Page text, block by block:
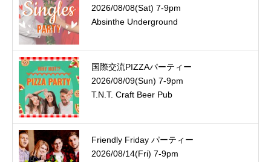
2026/08/08(Sat) 7-9pm
Absinthe Underground
国際交流PIZZAパーティー
2026/08/09(Sun) 7-9pm
T.N.T. Craft Beer Pub
Friendly Friday パーティー
2026/08/14(Fri) 7-9pm